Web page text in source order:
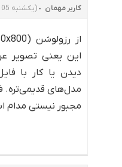
کاربر مهمان (یکشنبه 05 بهمن 1404 - 12:13)
این یعنی تصویر
دیدن یا کار با
مدل‌های قدیمی‌تره.
مجبور نیستی مدام